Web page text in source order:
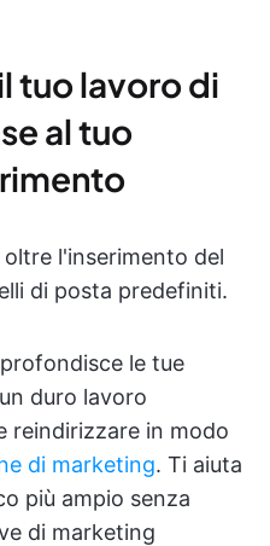
tuo lavoro di
al tuo
l'inserimento del
di posta predefiniti.
le tue
duro lavoro
reindirizzare in modo
di marketing. Ti aiuta
più ampio senza
di marketing